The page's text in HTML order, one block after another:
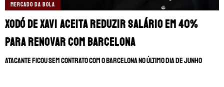
🔥 MELHORES SITES DE APOSTAS
🎁 BÔNUS PARA APOSTAR
MANCHESTER CITY
MANCHESTER UNITED
MERCADO DA BOLA
Xodó de Xavi aceita reduzir salário em 40%
para renovar com Barcelona
Atacante ficou sem contrato com o Barcelona no último dia de junho